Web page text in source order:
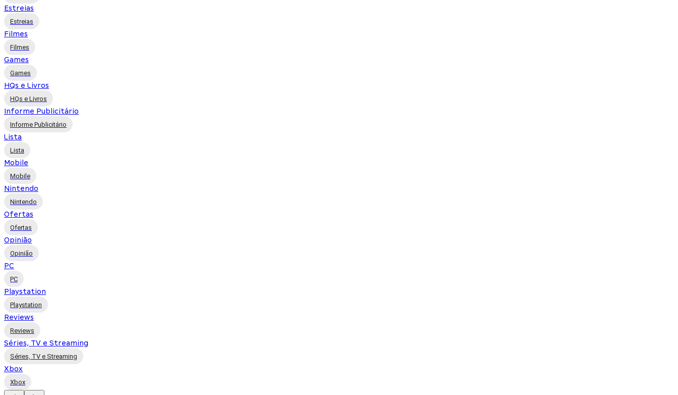
Estreias
Estreias
Filmes
Filmes
Games
Games
HQs e Livros
HQs e Livros
Informe Publicitário
Informe Publicitário
Lista
Lista
Mobile
Mobile
Nintendo
Nintendo
Ofertas
Ofertas
Opinião
Opinião
PC
PC
Playstation
Playstation
Reviews
Reviews
Séries, TV e Streaming
Séries, TV e Streaming
Xbox
Xbox